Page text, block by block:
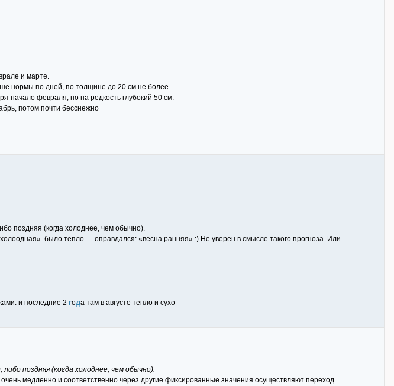
и марте.
нормы по дней, по толщине до 20 см не более.
начало февраля, но на редкость глубокий 50 см.
потом почти бесснежно
поздняя (когда холоднее, чем обычно).
было тепло — оправдался: «весна ранняя» :) Не уверен в смысле такого прогноза. Или
и последние 2 года там в августе тепло и сухо
поздняя (когда холоднее, чем обычно).
медленно и соответственно через другие фиксированные значения осуществляют переход